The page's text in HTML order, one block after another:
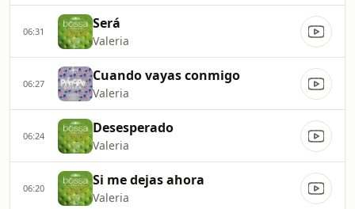
06:31 Será
Valeria
06:27 Cuando vayas conmigo
Valeria
06:24 Desesperado
Valeria
06:20 Si me dejas ahora
Valeria